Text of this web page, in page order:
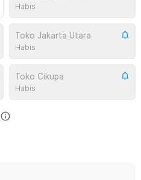
Habis
Toko Jakarta Utara
Habis
Toko Cikupa
Habis